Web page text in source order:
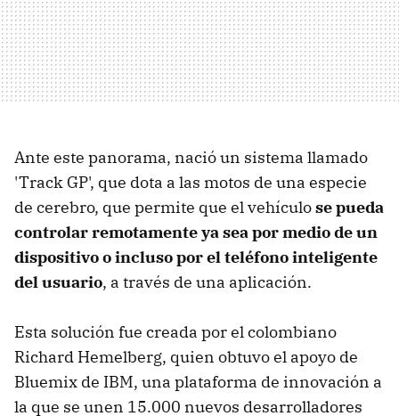
Ante este panorama, nació un sistema llamado
'Track GP', que dota a las motos de una especie
de cerebro, que permite que el vehículose pueda
controlar remotamente ya sea por medio de un
dispositivo o incluso por el teléfono inteligente
del usuario, a través de una aplicación.
Esta solución fue creada por el colombiano
Richard Hemelberg, quien obtuvo el apoyo de
Bluemix de IBM, una plataforma de innovación a
la que se unen 15.000 nuevos desarrolladores